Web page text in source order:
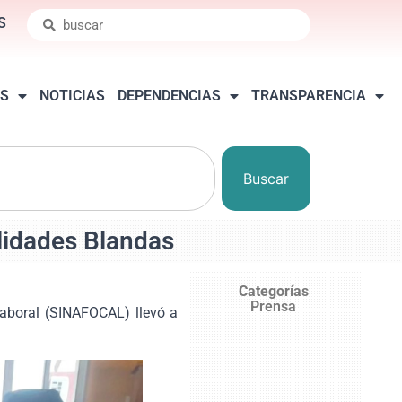
NOTICIAS DEPENDENCIAS TRANSPARENCIA
Buscar
Blandas
(SINAFOCAL) llevó a
Categorías
Prensa